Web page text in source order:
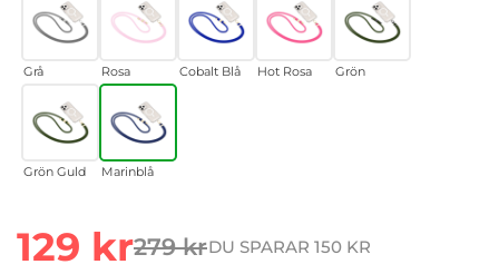
Grå Rosa Cobalt Blå Hot Rosa Grön
Grön Guld Marinblå
rea pris
129 krtidigare pris
279 krDU SPARAR 150 KR